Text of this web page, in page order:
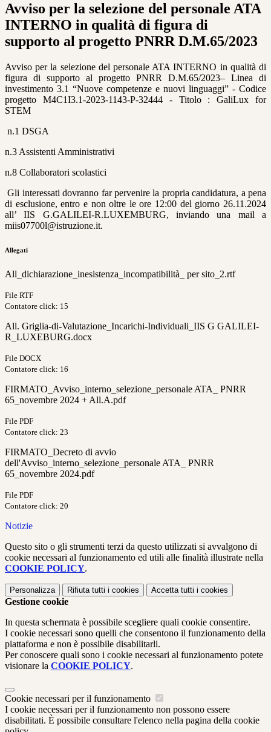
Avviso per la selezione del personale ATA
INTERNO in qualità di figura di
supporto al progetto PNRR D.M.65/2023
Avviso per la selezione del personale ATA INTERNO in qualità di
figura di supporto al progetto PNRR D.M.65/2023– Linea di
investimento 3.1 “Nuove competenze e nuovi linguaggi” - Codice
progetto M4C1I3.1-2023-1143-P-32444 - Titolo : GaliLux for
STEM
n.1 DSGA
n.3 Assistenti Amministrativi
n.8 Collaboratori scolastici
Gli interessati dovranno far pervenire la propria candidatura, a pena
di esclusione, entro e non oltre le ore 12:00 del giorno 26.11.2024
all’ IIS G.GALILEI-R.LUXEMBURG, inviando una mail a
miis07700l@istruzione.it.
Allegati
All_dichiarazione_inesistenza_incompatibilità_ per sito_2.rtf
File RTF
Contatore click: 15
All. Griglia-di-Valutazione_Incarichi-Individuali_IIS G GALILEI-
R_LUXEBURG.docx
File DOCX
Contatore click: 16
FIRMATO_Avviso_interno_selezione_personale ATA_ PNRR
65_novembre 2024 + All.A.pdf
File PDF
Contatore click: 23
FIRMATO_Decreto di avvio
dell'Avviso_interno_selezione_personale ATA_ PNRR
65_novembre 2024.pdf
File PDF
Contatore click: 20
Notizie
Questo sito o gli strumenti terzi da questo utilizzati si avvalgono di
cookie necessari al funzionamento ed utili alle finalità illustrate nella
COOKIE POLICY.
Personalizza Rifiuta tutti i cookies Accetta tutti i cookies
Gestione cookie
In questa schermata è possibile scegliere quali cookie consentire.
I cookie necessari sono quelli che consentono il funzionamento della
piattaforma e non è possibile disabilitarli.
Per conoscere quali sono i cookie necessari al funzionamento potete
visionare la COOKIE POLICY.
Cookie necessari per il funzionamento
I cookie necessari per il funzionamento non possono essere
disabilitati. È possibile consultare l'elenco nella pagina della cookie